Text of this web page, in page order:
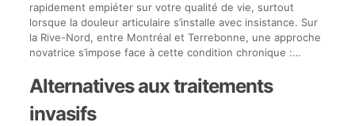
rapidement empiéter sur votre qualité de vie, surtout
lorsque la douleur articulaire s’installe avec insistance. Sur
la Rive-Nord, entre Montréal et Terrebonne, une approche
novatrice s’impose face à cette condition chronique :…
Alternatives aux traitements
invasifs